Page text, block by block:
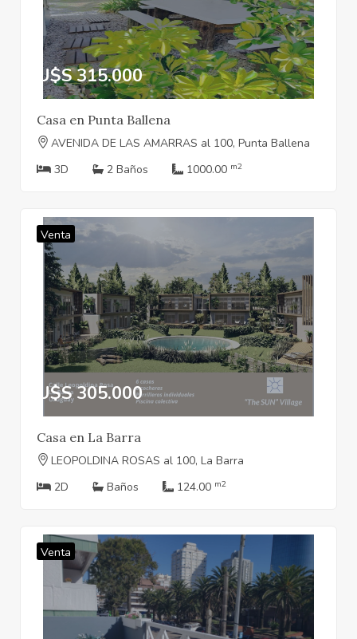
U$S 315.000
Casa en Punta Ballena
AVENIDA DE LAS AMARRAS al 100, Punta Ballena
3D
2 Baños 1000.00 m2
Venta
U$S 305.000
Casa en La Barra
LEOPOLDINA ROSAS al 100, La Barra
2D
Baños 124.00 m2
Venta